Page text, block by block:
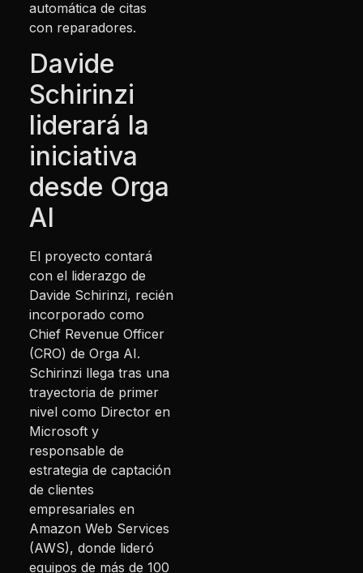
automática de citas
con reparadores.
Davide
Schirinzi
liderará la
iniciativa
desde Orga
AI
El proyecto contará
con el liderazgo de
Davide Schirinzi, recién
incorporado como
Chief Revenue Officer
(CRO) de Orga AI.
Schirinzi llega tras una
trayectoria de primer
nivel como Director en
Microsoft y
responsable de
estrategia de captación
de clientes
empresariales en
Amazon Web Services
(AWS), donde lideró
equipos de más de 100